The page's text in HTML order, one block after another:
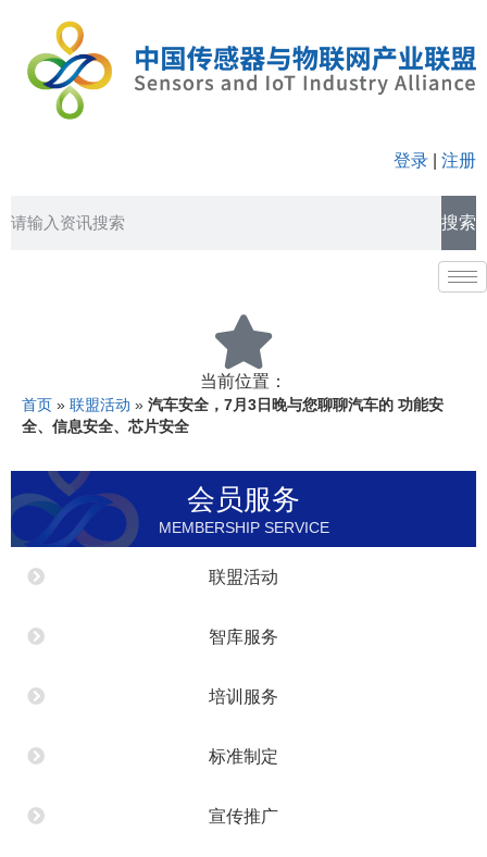
登录 注册
搜索
当前位置：
首页 » 联盟活动 » 汽车安全，7月3日晚与您聊聊汽车的 功能安
全、信息安全、芯片安全
会员服务
MEMBERSHIP SERVICE
联盟活动
智库服务
培训服务
标准制定
宣传推广